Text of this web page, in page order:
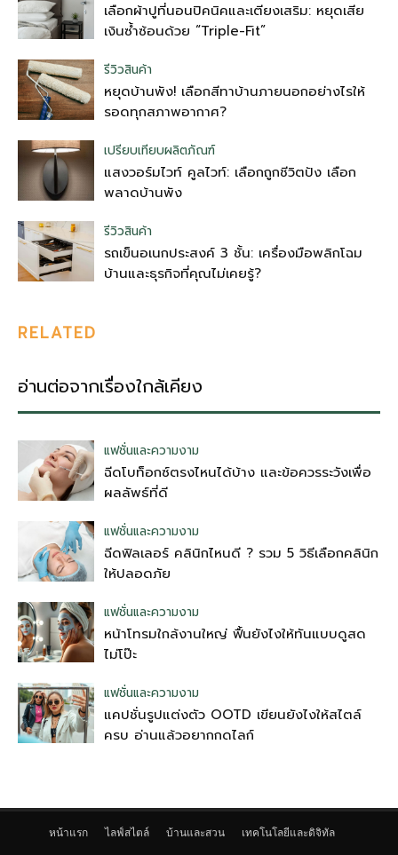
เลือกผ้าปูที่นอนปิคนิคและเตียงเสริม: หยุดเสีย
เงินซ้ำซ้อนด้วย “Triple-Fit”
รีวิวสินค้า
หยุดบ้านพัง! เลือกสีทาบ้านภายนอกอย่างไรให้
รอดทุกสภาพอากาศ?
เปรียบเทียบผลิตภัณฑ์
แสงวอร์มไวท์ คูลไวท์: เลือกถูกชีวิตปัง เลือก
พลาดบ้านพัง
รีวิวสินค้า
รถเข็นอเนกประสงค์ 3 ชั้น: เครื่องมือพลิกโฉม
บ้านและธุรกิจที่คุณไม่เคยรู้?
RELATED
อ่านต่อจากเรื่องใกล้เคียง
แฟชั่นและความงาม
ฉีดโบท็อกซ์ตรงไหนได้บ้าง และข้อควรระวังเพื่อ
ผลลัพธ์ที่ดี
แฟชั่นและความงาม
ฉีดฟิลเลอร์ คลินิกไหนดี ? รวม 5 วิธีเลือกคลินิก
ให้ปลอดภัย
แฟชั่นและความงาม
หน้าโทรมใกล้งานใหญ่ ฟื้นยังไงให้ทันแบบดูสด
ไม่โป๊ะ
แฟชั่นและความงาม
แคปชั่นรูปแต่งตัว OOTD เขียนยังไงให้สไตล์
ครบ อ่านแล้วอยากกดไลก์
หน้าแรก ไลฟ์สไตล์ บ้านและสวน เทคโนโลยีและดิจิทัล